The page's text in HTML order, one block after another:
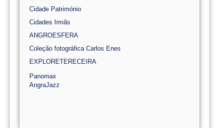
Cidade Património
Cidades Irmãs
ANGROESFERA
Coleção fotográfica Carlos Enes
EXPLORETERECEIRA
Panomax
AngraJazz